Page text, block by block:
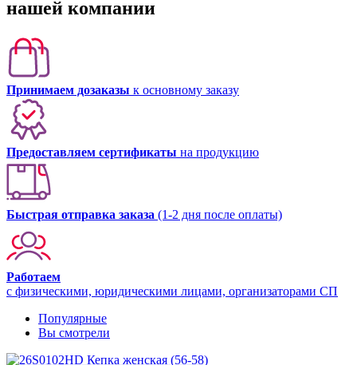
нашей компании
Принимаем дозаказы к основному заказу
Предоставляем сертификаты на продукцию
Быстрая отправка заказа (1-2 дня после оплаты)
Работаем
с физическими, юридическими лицами, организаторами СП
Популярные
Вы смотрели